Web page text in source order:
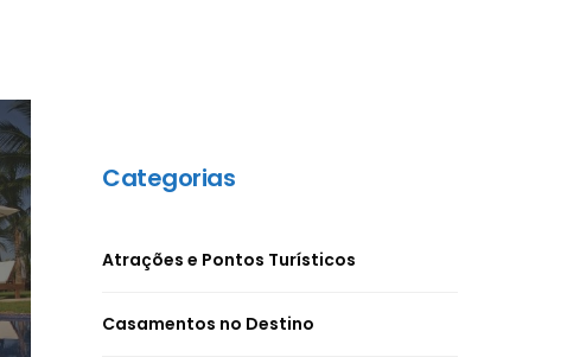
Categorias
Atrações e Pontos Turísticos
Casamentos no Destino